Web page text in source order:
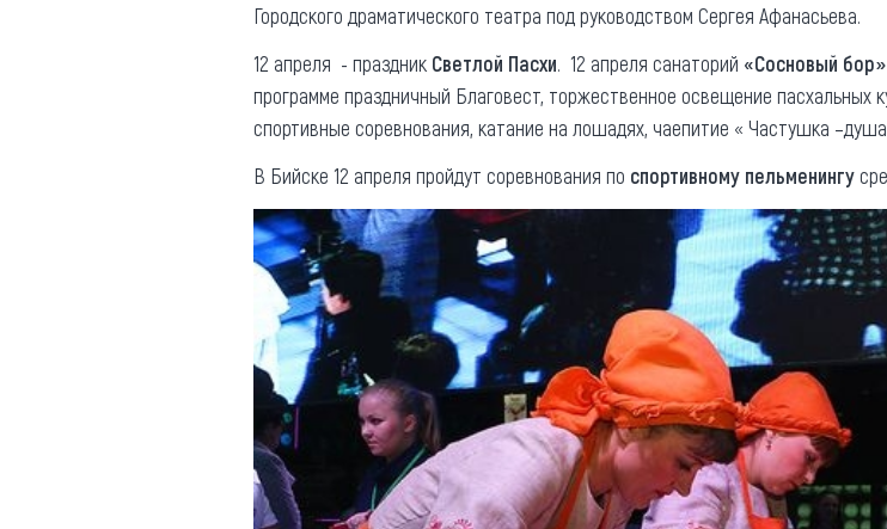
Городского драматического театра под руководством Сергея Афанасьева.
12 апреля - праздник Светлой Пасхи. 12 апреля санаторий «Сосновый бор»
программе праздничный Благовест, торжественное освещение пасхальных
спортивные соревнования, катание на лошадях, чаепитие « Частушка
В Бийске 12 апреля пройдут соревнования по спортивному пельменингу